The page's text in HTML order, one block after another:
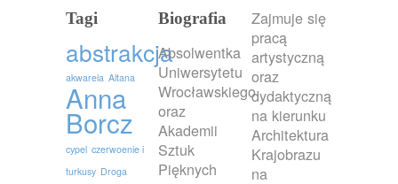
Tagi
abstrakcja
akwarela Altana
Anna
Borcz
cypel czerwoenie i
turkusy Droga
Biografia
Absolwentka
Uniwersytetu
Wrocławskiego
oraz
Akademii
Sztuk
Pięknych
Zajmuje się
pracą
artystyczną
oraz
dydaktyczną
na kierunku
Architektura
Krajobrazu
na